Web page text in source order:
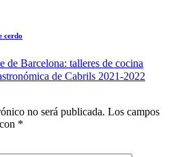
cerdo
de Barcelona: talleres de cocina
de Cabrils 2021-2022
no será publicada. Los campos
*